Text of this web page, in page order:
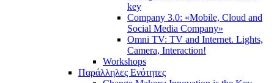
key
Company 3.0: «Mobile, Cloud and
Social Media Company»
Omni TV: TV and Internet. Lights,
Camera, Interaction!
Workshops
Παράλληλες Ενότητες